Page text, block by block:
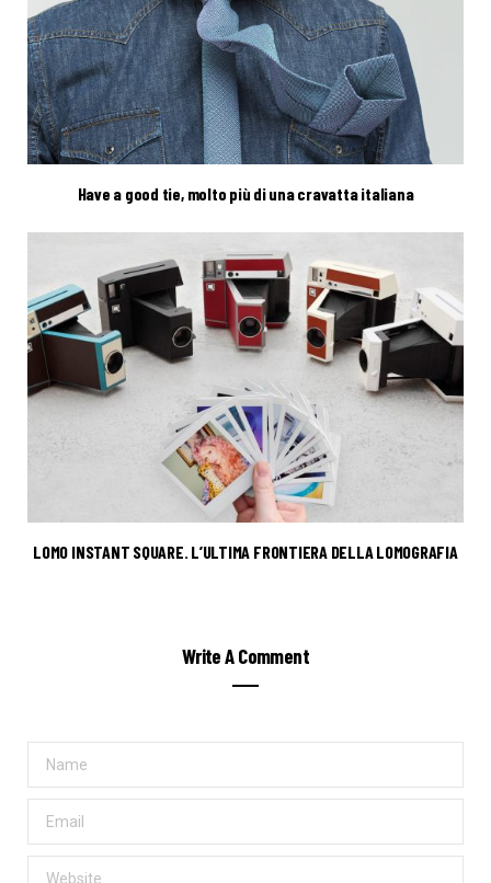
Have a good tie, molto più di una cravatta italiana
LOMO INSTANT SQUARE. L’ULTIMA FRONTIERA DELLA LOMOGRAFIA
Write A Comment